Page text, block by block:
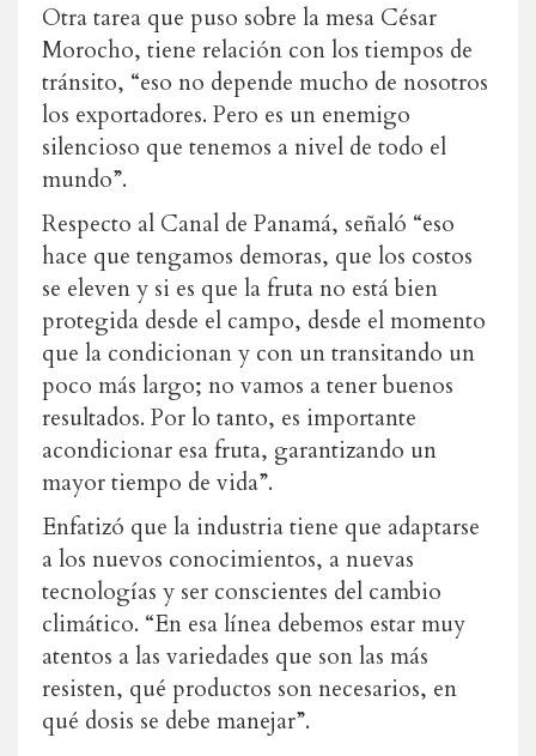
Otra tarea que puso sobre la mesa César
Morocho, tiene relación con los tiempos de
tránsito, “eso no depende mucho de nosotros
los exportadores. Pero es un enemigo
silencioso que tenemos a nivel de todo el
mundo”.
Respecto al Canal de Panamá, señaló “eso
hace que tengamos demoras, que los costos
se eleven y si es que la fruta no está bien
protegida desde el campo, desde el momento
que la condicionan y con un transitando un
poco más largo; no vamos a tener buenos
resultados. Por lo tanto, es importante
acondicionar esa fruta, garantizando un
mayor tiempo de vida”.
Enfatizó que la industria tiene que adaptarse
a los nuevos conocimientos, a nuevas
tecnologías y ser conscientes del cambio
climático. “En esa línea debemos estar muy
atentos a las variedades que son las más
resisten, qué productos son necesarios, en
qué dosis se debe manejar”.